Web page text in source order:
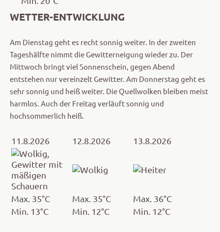
WETTER-ENTWICKLUNG
Am Dienstag geht es recht sonnig weiter. In der zweiten
Tageshälfte nimmt die Gewitterneigung wieder zu. Der
Mittwoch bringt viel Sonnenschein, gegen Abend
entstehen nur vereinzelt Gewitter. Am Donnerstag geht es
sehr sonnig und heiß weiter. Die Quellwolken bleiben meist
harmlos. Auch der Freitag verläuft sonnig und
hochsommerlich heiß.
11.8.2026 12.8.2026 13.8.2026
Max. 35°C Max. 35°C
Max. 36°C
Min. 13°C
Min. 12°C Min. 12°C